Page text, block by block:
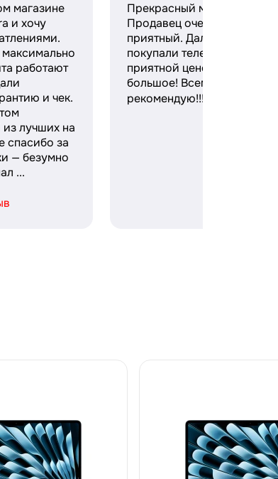
магазине
и хочу
работают
и чек.
лучших на
спасибо за
— безумно
...
Прекрасный магазин.
Продавец очень вежливый и
приятный. Дали гарантию,
покупали телефон по очень
приятной цене. Спасибо
большое! Всем очень
рекомендую!!! 😇❤️❤️